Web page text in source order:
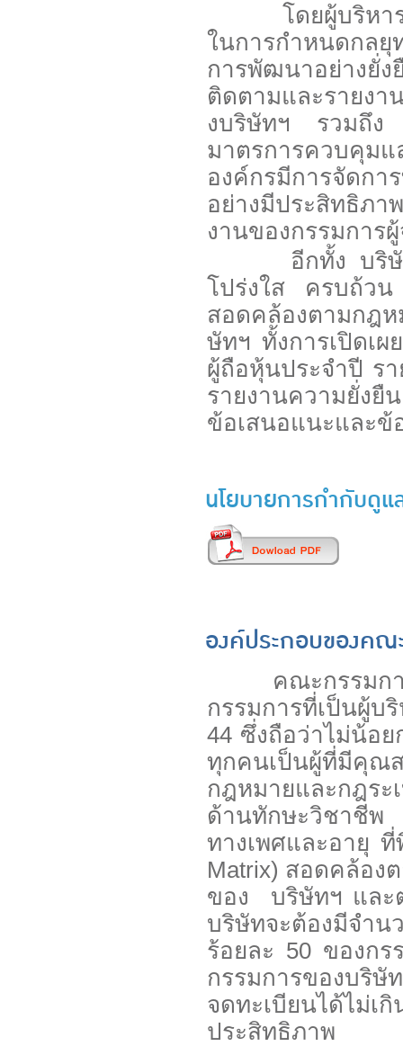
โดยผู้บริหารข
ในการกำหนดกลยุ
การพัฒนาอย่างยั่ง
ติดตามและรายงา
งบริษัทฯ รวมถึง
มาตรการควบคุม
องค์กรมีการจัดกา
อย่างมีประสิทธิภา
งานของกรรมกา
อีกทั้ง บริษัทฯ
โปร่งใส ครบถ้วน
สอดคล้องตามกฎ
ษัทฯ ทั้งการเปิดเ
ผู้ถือหุ้นประจำปี ร
รายงานความยั่งยื
ข้อเสนอแนะและข้
นโยบายการกำกับดูแ
องค์ประกอบของคณ
คณะกรรมการ
กรรมการที่เป็นผู้บ
44 ซึ่งถือว่าไม่น้อ
ทุกคนเป็นผู้ที่มีคุณ
กฎหมายและกฎระ
ด้านทักษะวิชาชีพ
ทางเพศและอายุ
Matrix) สอดคล้อง
ของ บริษัทฯ และ
บริษัทจะต้องมีจำ
ร้อยละ 50 ของกร
กรรมการของบริษั
จดทะเบียนได้ไ
ประสิทธิภาพ